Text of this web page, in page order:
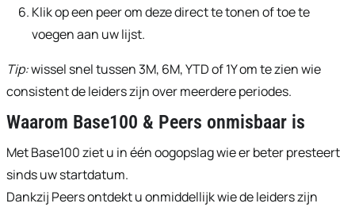
Klik op een peer om deze direct te tonen of toe te
voegen aan uw lijst.
Tip:wissel snel tussen 3M, 6M, YTD of 1Y om te zien wie
consistent de leiders zijn over meerdere periodes.
Waarom Base100 & Peers onmisbaar is
Met Base100 ziet u in één oogopslag wie er beter presteert
sinds uw startdatum.
Dankzij Peers ontdekt u onmiddellijk wie de leiders zijn